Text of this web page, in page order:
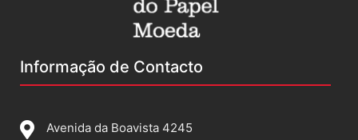
Informação de Contacto
Avenida da Boavista 4245